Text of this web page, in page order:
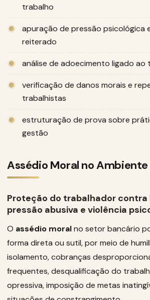
trabalho
apuração de pressão psicológica
reiterado
análise de adoecimento ligado ao
verificação de danos morais e
trabalhistas
estruturação de prova sobre
gestão
Assédio Moral no
Proteção do trabalhador contra
pressão abusiva e violência
O assédio moralno setor bancário
forma direta ou sutil, por meio de
isolamento, cobranças
frequentes, desqualificação do
opressiva, imposição de metas